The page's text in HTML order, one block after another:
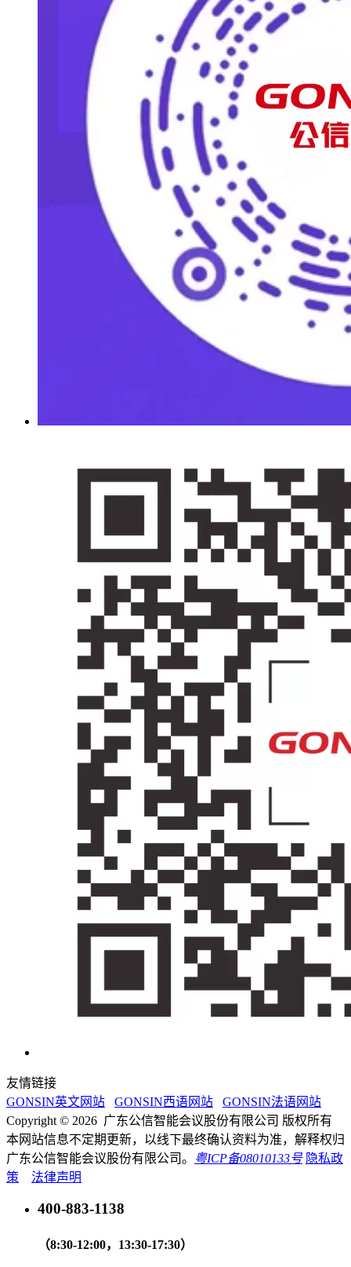
友情链接
GONSIN英文网站
GONSIN西语网站
GONSIN法语网站
Copyright © 2026 广东公信智能会议股份有限公司 版权所有
本网站信息不定期更新，以线下最终确认资料为准，解释权归
广东公信智能会议股份有限公司。
粤ICP备08010133号 隐私政
策
法律声明
400-883-1138
（8:30-12:00，13:30-17:30）